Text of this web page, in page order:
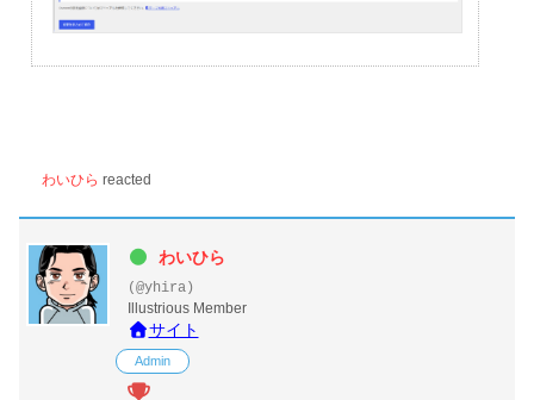
わいひら reacted
わいひら
(@yhira)
Illustrious Member
サイト
Admin